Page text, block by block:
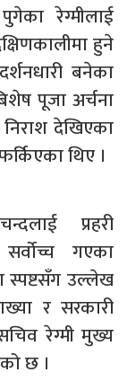
रेग्मीलाई
हुने
बनेका
पूजा अर्चना
देखिएका
थिए ।
प्रहरी
गएका
उल्लेख
र सरकारी
रेग्मी मुख्य
छ ।